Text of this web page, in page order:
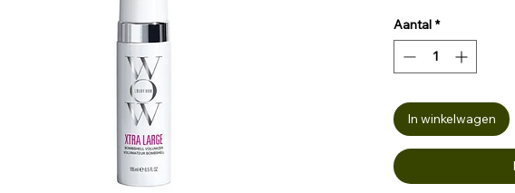
Aantal *
In winkelwagen